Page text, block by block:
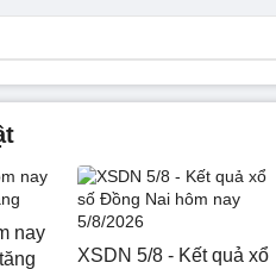
nay
XSDN 5/8 - Kết quả xổ